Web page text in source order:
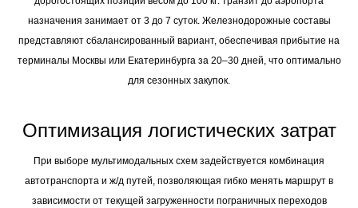
назначения занимает от 3 до 7 суток. Железнодорожные составы
представляют сбалансированный вариант, обеспечивая прибытие на
терминалы Москвы или Екатеринбурга за 20–30 дней, что оптимально
для сезонных закупок.
Оптимизация логистических затрат
При выборе мультимодальных схем задействуется комбинация
автотранспорта и ж/д путей, позволяющая гибко менять маршрут в
зависимости от текущей загруженности пограничных переходов